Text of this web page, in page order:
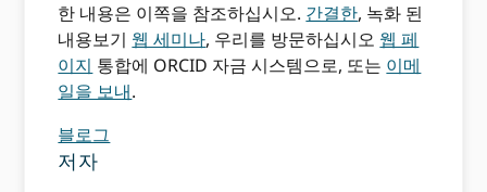
한 내용은 이쪽을 참조하십시오. 간결한, 녹화 된
내용보기 웹 세미나, 우리를 방문하십시오 웹 페
이지 통합에 ORCID 자금 시스템으로, 또는 이메
일을 보내.
블로그
저자